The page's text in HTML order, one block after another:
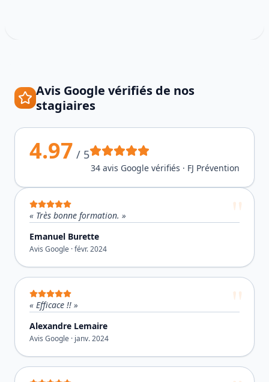
Avis Google vérifiés de nos
stagiaires
4.97 / 5
34 avis Google vérifiés · FJ Prévention
« Très bonne formation. »
Emanuel Burette
Avis Google ·févr. 2024
« Efficace !! »
Alexandre Lemaire
Avis Google · janv. 2024